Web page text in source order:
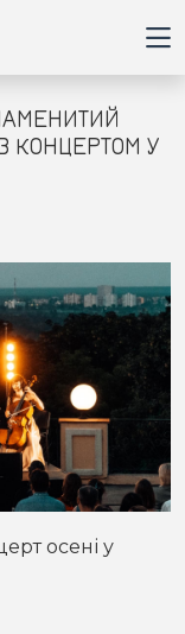
КОНЦЕРТОМ У
осені у